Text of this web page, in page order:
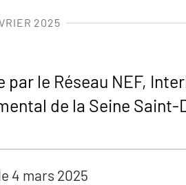
2025
le Réseau NEF,
de la Seine Saint-
4 mars 2025